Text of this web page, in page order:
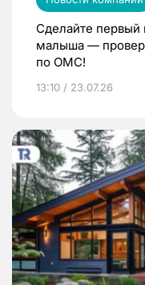
Сделайте
малыша —
по ОМС!
13:10 / 23.07.26